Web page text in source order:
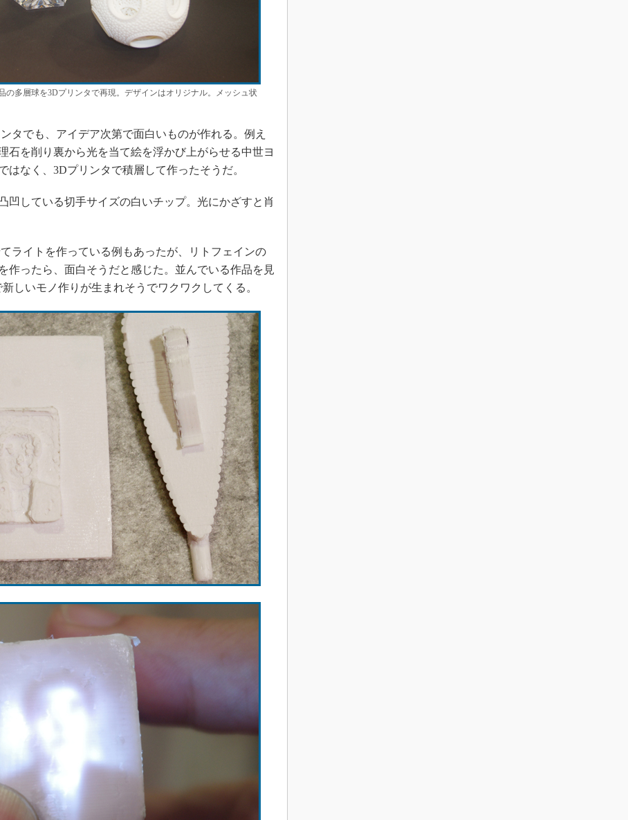
の多層球を3Dプリンタで再現。デザインはオリジナル。メッシュ状
タでも、アイデア次第で面白いものが作れる。例え
石を削り裏から光を当て絵を浮かび上がらせる中世ヨ
はなく、3Dプリンタで積層して作ったそうだ。
している切手サイズの白いチップ。光にかざすと肖
ライトを作っている例もあったが、リトフェインの
作ったら、面白そうだと感じた。並んでいる作品を見
しいモノ作りが生まれそうでワクワクしてくる。